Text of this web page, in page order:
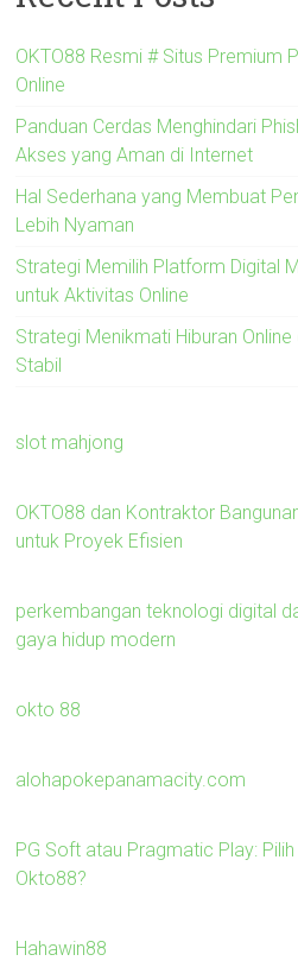
OKTO88 Resmi # Situs Premium
Online
Panduan Cerdas Menghindari
Akses yang Aman di Internet
Hal Sederhana yang Membuat
Lebih Nyaman
Strategi Memilih Platform Digital
untuk Aktivitas Online
Strategi Menikmati Hiburan
Stabil
slot mahjong
OKTO88 dan Kontraktor
untuk Proyek Efisien
perkembangan teknologi digital
gaya hidup modern
okto 88
alohapokepanamacity.com
PG Soft atau Pragmatic Play:
Okto88?
Hahawin88